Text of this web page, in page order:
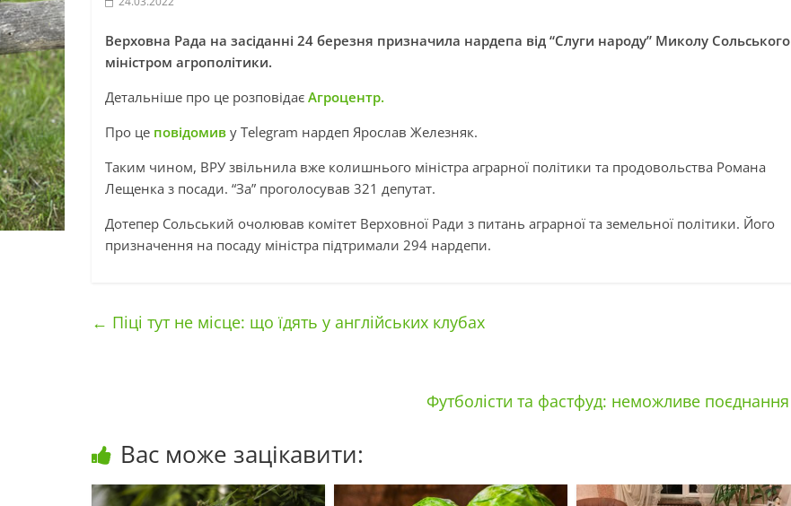
Верховна Рада на засіданні 24 березня призначила нардепа від “Слуги народу” Миколу Сольського
міністром агрополітики.
Детальніше про це розповідає Агроцентр.
Про це повідомив у Telegram нардеп Ярослав Железняк.
Таким чином, ВРУ звільнила вже колишнього міністра аграрної політики та продовольства Романа
Лещенка з посади. “За” проголосував 321 депутат.
Дотепер Сольський очолював комітет Верховної Ради з питань аграрної та земельної політики. Його
призначення на посаду міністра підтримали 294 нардепи.
← Піці тут не місце: що їдять у англійських клубах
Футболісти та фастфуд: неможливе поєднання
Вас може зацікавити: